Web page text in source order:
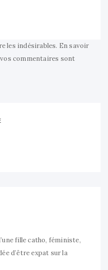
les indésirables. En savoir
commentaires sont
fille catho, féministe,
d’être expat sur la